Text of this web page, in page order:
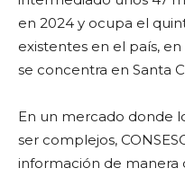
en 2024 y ocupa el
existentes en el país,
se concentra en Santa
En un mercado donde
ser complejos,
información de manera